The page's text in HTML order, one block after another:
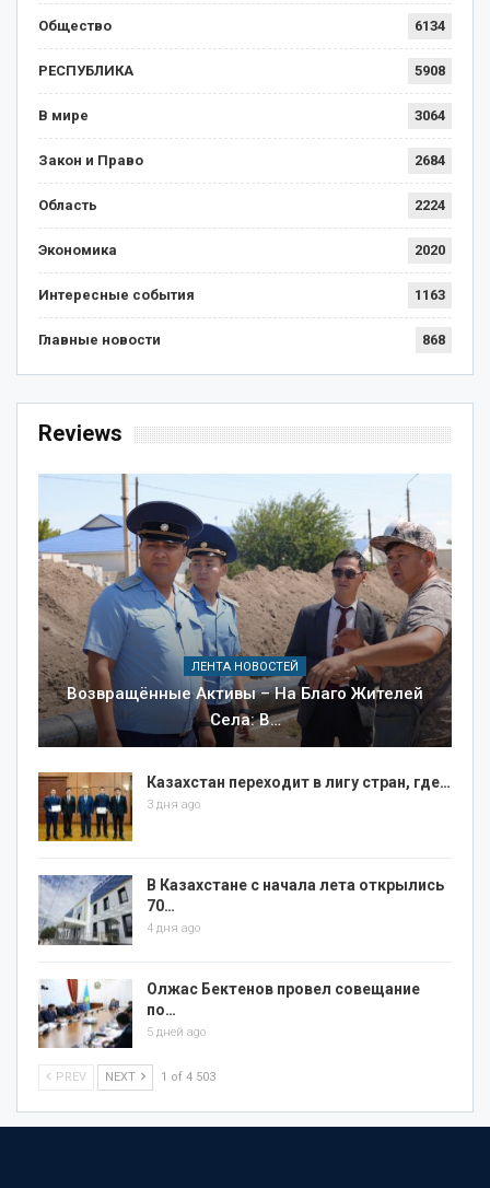
Общество 6134
РЕСПУБЛИКА 5908
В мире 3064
Закон и Право 2684
Область 2224
Экономика 2020
Интересные события 1163
Главные новости 868
Reviews
ЛЕНТА НОВОСТЕЙ
Возвращённые Активы – На Благо Жителей
Села: В…
Казахстан переходит в лигу стран, где…
3 дня ago
В Казахстане с начала лета открылись
70…
4 дня ago
Олжас Бектенов провел совещание
по…
5 дней ago
PREV NEXT 1 of 4 503